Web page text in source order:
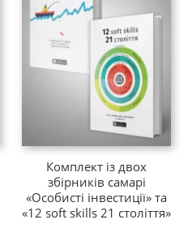
Комплект із двох
збірників самарі
«Особисті інвестиції» та
«12 soft skills 21 століття»